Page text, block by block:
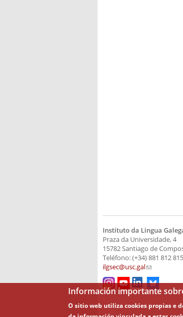
Instituto da Lingua
Praza da Universidade, 4
15782 Santiago de
Teléfono: (+34) 881 812 815
ilgsec@usc.gal(link sends
Información importante
O sitio web utiliza cookies propias e